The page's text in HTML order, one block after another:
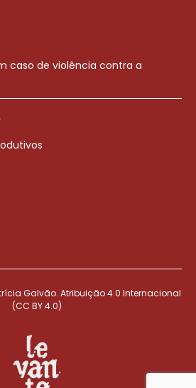
caso de violência contra a
Galvão. Atribuição 4.0 Internacional
(CC BY 4.0)